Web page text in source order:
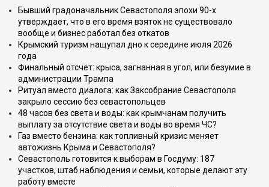
Бывший градоначальник Севастополя эпохи 90-х
утверждает, что в его время взяток не существовало
вообще и бизнес работал без откатов
Крымский туризм нащупал дно к середине июля 2026
года
Финальный отсчёт: крыса, загнанная в угол, или безумие в
администрации Трампа
Ритуал вместо диалога: как Заксобрание Севастополя
закрыло сессию без севастопольцев
48 часов без света и воды: как крымчанам получить
выплату за отсутствие света и воды во время ЧС?
Газ вместо бензина: как топливный кризис меняет
автожизнь Крыма и Севастополя?
Севастополь готовится к выборам в Госдуму: 187
участков, штаб наблюдения и семьи, которые делают эту
работу вместе